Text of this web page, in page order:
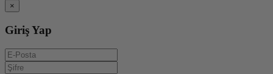
×
Giriş Yap